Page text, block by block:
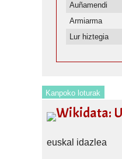
Auñamendi
Armiarma
Lur hiztegia
Kanpoko loturak
Wikidata:
euskal idazlea